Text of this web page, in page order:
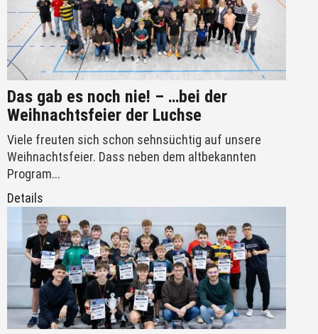
Das gab es noch nie! – …bei der
Weihnachtsfeier der Luchse
Viele freuten sich schon sehnsüchtig auf unsere
Weihnachtsfeier. Dass neben dem altbekannten
Program...
Details